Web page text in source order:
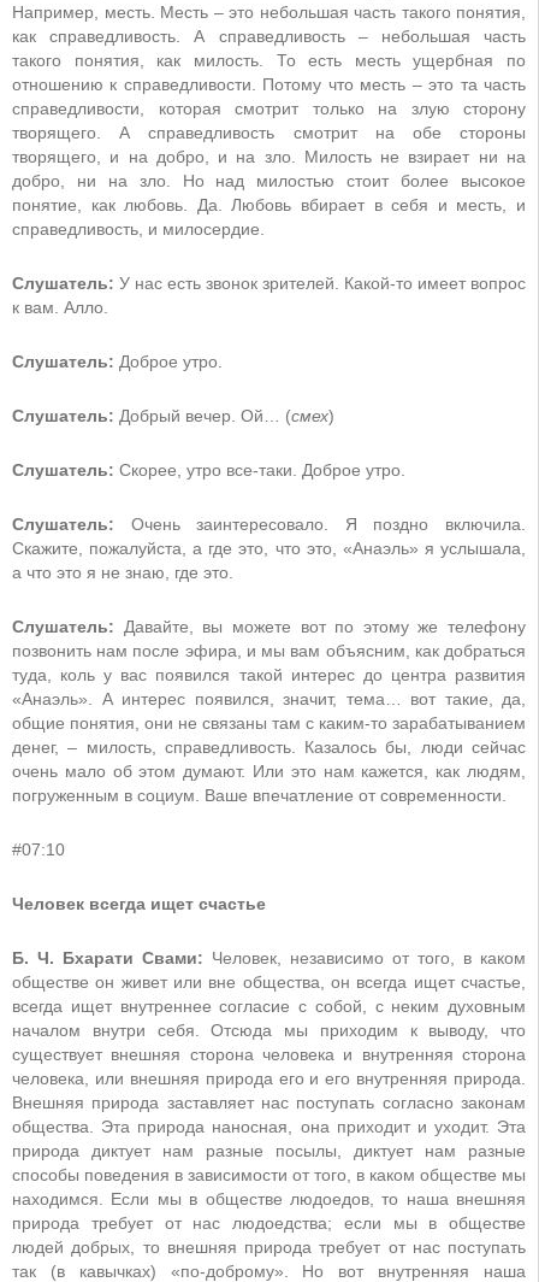
Например, месть. Месть – это небольшая часть такого понятия,
как справедливость. А справедливость – небольшая часть
такого понятия, как милость. То есть месть ущербная по
отношению к справедливости. Потому что месть – это та часть
справедливости, которая смотрит только на злую сторону
творящего. А справедливость смотрит на обе стороны
творящего, и на добро, и на зло. Милость не взирает ни на
добро, ни на зло. Но над милостью стоит более высокое
понятие, как любовь. Да. Любовь вбирает в себя и месть, и
справедливость, и милосердие.
Слушатель: У нас есть звонок зрителей. Какой-то имеет вопрос
к вам. Алло.
Слушатель: Доброе утро.
Слушатель: Добрый вечер. Ой… (смех)
Слушатель: Скорее, утро все-таки. Доброе утро.
Слушатель: Очень заинтересовало. Я поздно включила.
Скажите, пожалуйста, а где это, что это, «Анаэль» я услышала,
а что это я не знаю, где это.
Слушатель: Давайте, вы можете вот по этому же телефону
позвонить нам после эфира, и мы вам объясним, как добраться
туда, коль у вас появился такой интерес до центра развития
«Анаэль». А интерес появился, значит, тема… вот такие, да,
общие понятия, они не связаны там с каким-то зарабатыванием
денег, – милость, справедливость. Казалось бы, люди сейчас
очень мало об этом думают. Или это нам кажется, как людям,
погруженным в социум. Ваше впечатление от современности.
#07:10
Человек всегда ищет счастье
Б. Ч. Бхарати Свами: Человек, независимо от того, в каком
обществе он живет или вне общества, он всегда ищет счастье,
всегда ищет внутреннее согласие с собой, с неким духовным
началом внутри себя. Отсюда мы приходим к выводу, что
существует внешняя сторона человека и внутренняя сторона
человека, или внешняя природа его и его внутренняя природа.
Внешняя природа заставляет нас поступать согласно законам
общества. Эта природа наносная, она приходит и уходит. Эта
природа диктует нам разные посылы, диктует нам разные
способы поведения в зависимости от того, в каком обществе мы
находимся. Если мы в обществе людоедов, то наша внешняя
природа требует от нас людоедства; если мы в обществе
людей добрых, то внешняя природа требует от нас поступать
так (в кавычках) «по-доброму». Но вот внутренняя наша